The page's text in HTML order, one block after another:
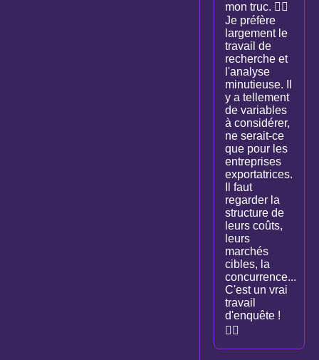
mon truc. 🙅‍♀️
Je préfère
largement le
travail de
recherche et
l'analyse
minutieuse. Il
y a tellement
de variables
à considérer,
ne serait-ce
que pour les
entreprises
exportatrices.
Il faut
regarder la
structure de
leurs coûts,
leurs
marchés
cibles, la
concurrence...
C'est un vrai
travail
d'enquête !
🕵️‍♂️